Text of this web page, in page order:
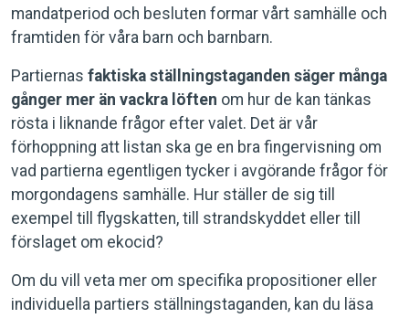
mandatperiod och besluten formar vårt samhälle och
framtiden för våra barn och barnbarn.
Partiernas faktiska ställningstaganden säger många
gånger mer än vackra löften om hur de kan tänkas
rösta i liknande frågor efter valet. Det är vår
förhoppning att listan ska ge en bra fingervisning om
vad partierna egentligen tycker i avgörande frågor för
morgondagens samhälle. Hur ställer de sig till
exempel till flygskatten, till strandskyddet eller till
förslaget om ekocid?
Om du vill veta mer om specifika propositioner eller
individuella partiers ställningstaganden, kan du läsa